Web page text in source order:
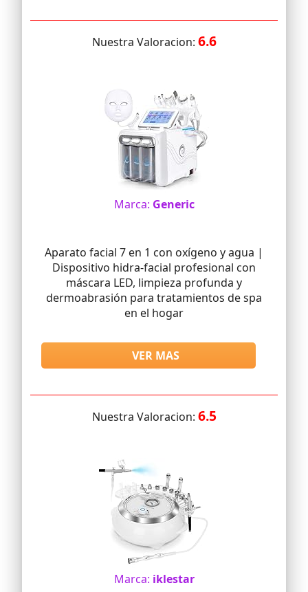
Nuestra Valoracion: 6.6
Marca: Generic
Aparato facial 7 en 1 con oxígeno y agua |
Dispositivo hidra-facial profesional con
máscara LED, limpieza profunda y
dermoabrasión para tratamientos de spa
en el hogar
VER MAS
Nuestra Valoracion: 6.5
Marca: iklestar